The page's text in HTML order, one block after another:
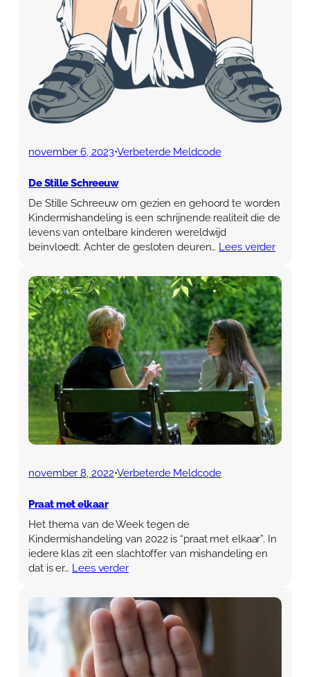
november 6, 2023•Verbeterde Meldcode
De Stille Schreeuw
De Stille Schreeuw om gezien en gehoord te worden
Kindermishandeling is een schrijnende realiteit die de
levens van ontelbare kinderen wereldwijd
beïnvloedt. Achter de gesloten deuren… Lees verder
november 8, 2022•Verbeterde Meldcode
Praat met elkaar
Het thema van de Week tegen de
Kindermishandeling van 2022 is “praat met elkaar”. In
iedere klas zit een slachtoffer van mishandeling en
dat is er… Lees verder